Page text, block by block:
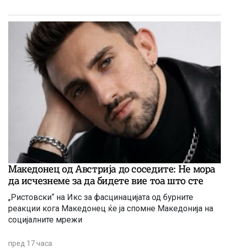
Македонец од Австрија до соседите: Не мора
да исчезнеме за да бидете вие ​​тоа што сте
„Ристовски“ на Икс за фасцинацијата од бурните
реакции кога Македонец ќе ја спомне Македонија на
социјалните мрежи
пред 17 часа